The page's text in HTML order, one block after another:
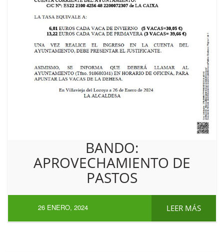
BANDO:
APROVECHAMIENTO DE
PASTOS
LEER MÁS
26 ENERO, 2024